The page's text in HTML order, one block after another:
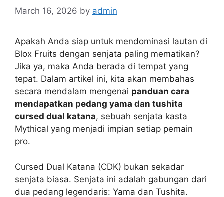
March 16, 2026 by admin
Apakah Anda siap untuk mendominasi lautan di
Blox Fruits dengan senjata paling mematikan?
Jika ya, maka Anda berada di tempat yang
tepat. Dalam artikel ini, kita akan membahas
secara mendalam mengenai panduan cara
mendapatkan pedang yama dan tushita
cursed dual katana, sebuah senjata kasta
Mythical yang menjadi impian setiap pemain
pro.
Cursed Dual Katana (CDK) bukan sekadar
senjata biasa. Senjata ini adalah gabungan dari
dua pedang legendaris: Yama dan Tushita.